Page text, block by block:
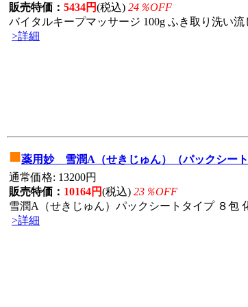
販売特価： 5434円(税込) 24％OFF
バイタルキープマッサージ 100g ふき取り洗い
>詳細
■薬用妙 雪潤A（せきじゅん）（パックシー
通常価格: 13200円
販売特価： 10164円(税込) 23％OFF
雪潤A（せきじゅん）パックシートタイプ ８包
>詳細